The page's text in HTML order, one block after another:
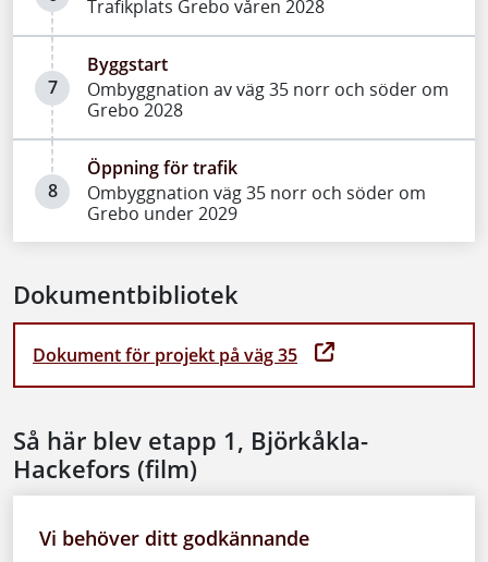
Trafikplats Grebo våren 2028
7
Byggstart
Ombyggnation av väg 35 norr och söder om
Grebo 2028
8
Öppning för trafik
Ombyggnation väg 35 norr och söder om
Grebo under 2029
Dokumentbibliotek
Dokument för projekt på väg 35
Så här blev etapp 1, Björkåkla-
Hackefors (film)
Vi behöver ditt godkännande